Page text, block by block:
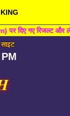
KING
रिजल्ट और लीक